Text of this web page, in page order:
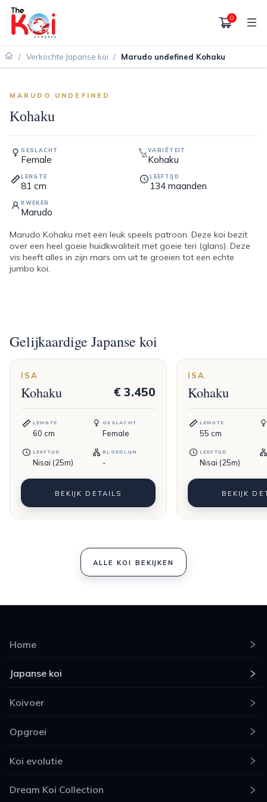
0
/ Verkochte Japanse koi / Marudo undefined Kohaku
MARUDO UNDEFINED
Kohaku
GESLACHT
Female
VARIËTEIT
Kohaku
LENGTE
81 cm
LEEFTIJD
134 maanden
KWEKER
Marudo
Marudo Kohaku met een leuk speels patroon. Deze koi bezit
over een heel goeie huidkwaliteit met goeie teri (glans). Deze
vis heeft alles in zijn mars om uit te groeien tot een echte
jumbo koi.
Gelijkaardige Japanse koi
ISA
Kohaku € 3.450
LENGTE
60 cm
GESLACHT
Female
LEEFTIJD
Nisai (25m)
BLOEDLIJN
-
BEKIJK DETAILS
ISA
Kohaku
LENGTE
55 cm
LEEFTIJD
Nisai (25m)
BEKIJK
ALLE KOI BEKIJKEN
Home
Japanse koi
Koivoer
Opgroei
Koi evolutie
Dream Koi Collection